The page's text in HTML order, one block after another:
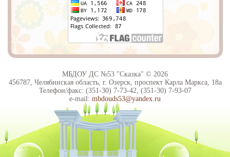
МБДОУ ДС №53 "Сказка" © 2026
456787, Челябинская область, г. Озерск, проспект Карла Маркса, 18а
Телефон/факс: (351-30) 7-73-42, (351-30) 7-93-07
e-mail: mbdouds53@yandex.ru